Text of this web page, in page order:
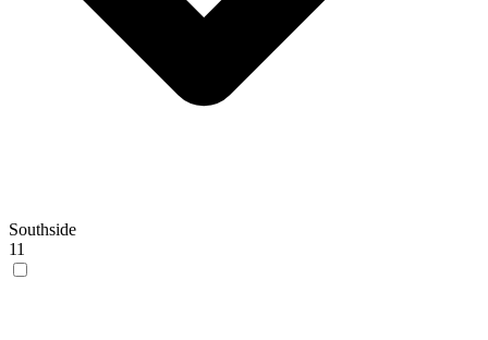
Southside
11